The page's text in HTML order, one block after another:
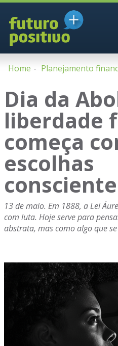
Home Planejamento
Dia da
liberdade
começa
escolhas
13 de maio. Em 1888, a Lei
com luta. Hoje serve para
abstrata, mas como algo que